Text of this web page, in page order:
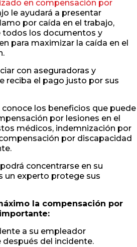
en compensación por
le ayudará a presentar
por caída en el trabajo,
todos los documentos y
para maximizar la caída en el
con aseguradoras y
reciba el pago justo por sus
los beneficios que puede
por lesiones en el
médicos, indemnización por
por discapacidad
concentrarse en su
un experto protege sus
la compensación por
a su empleador
del incidente.